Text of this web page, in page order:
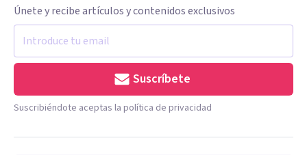
Únete y recibe artículos y contenidos exclusivos
Suscríbete
Suscribiéndote aceptas la política de privacidad